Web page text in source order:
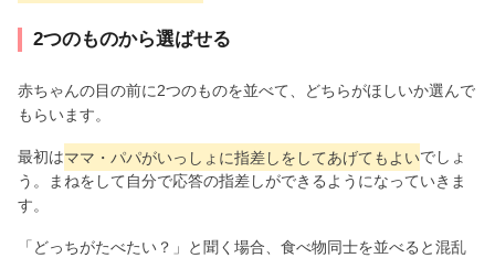
2つのものから選ばせる
赤ちゃんの目の前に2つのものを並べて、どちらがほしいか選んで
もらいます。
最初はママ・パパがいっしょに指差しをしてあげてもよいでしょ
う。まねをして自分で応答の指差しができるようになっていきま
す。
「どっちがたべたい？」と聞く場合、食べ物同士を並べると混乱